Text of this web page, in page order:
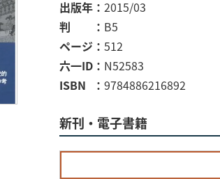
出版年
2015/03
判
B5
ページ
512
六一ID
N52583
ISBN
9784886216892
新刊・電子書籍